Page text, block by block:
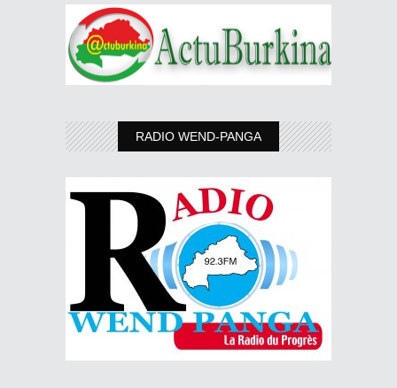
RADIO WEND-PANGA